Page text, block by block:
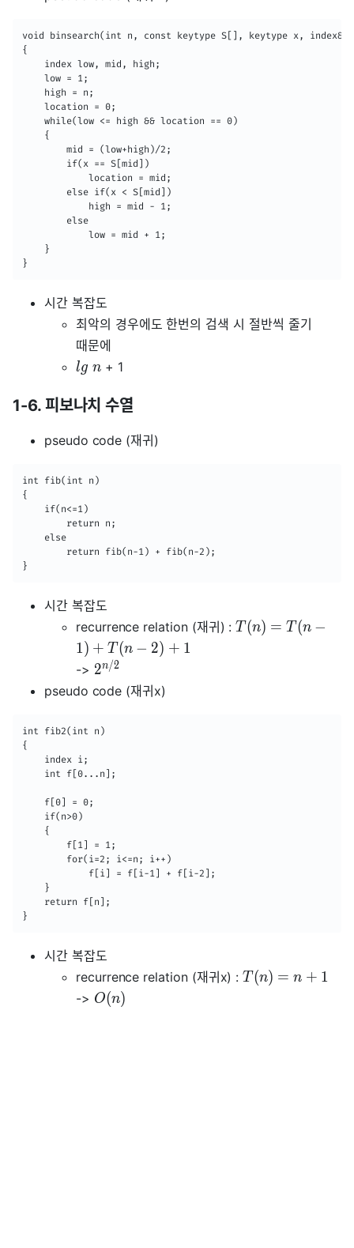
void binsearch(int n, const keytype S[], keytype x, index&
{
    low = 1;
    high = n;
    location = 0;
    while(low <= high && location == 0)
    {
        if(x == S[mid])
        else if(x < S[mid])
        else
    }
}
시간 복잡도
최악의 경우에도 한번의 검색 시 절반씩 줄기
때문에
lg n+ 1
1-6. 피보나치 수열
pseudo code (재귀)
int fib(int n)
{
    else
}
시간 복잡도
recurrence relation (재귀) :T (n) = T (n −
1) + T (n − 2) + 1
-> 2n/2
pseudo code (재귀x)
int fib2(int n)
{
    int f[0...n];
    f[0] = 0;
    if(n>0)
    {
        for(i=2; i<=n; i++)
    }
    return f[n];
}
시간 복잡도
recurrence relation (재귀x) :T (n) = n + 1
-> O(n)